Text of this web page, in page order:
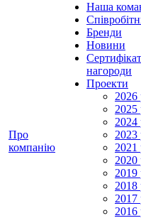
Про
компанію
Наша
Бренди
Новини
нагороди
Проекти
2026
2025
2024
2023
2021
2020
2019
2018
2017
2016